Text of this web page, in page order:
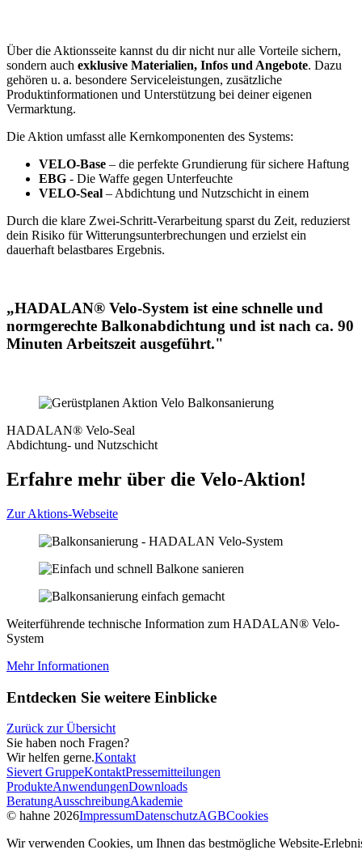
Über die Aktionsseite kannst du dir nicht nur alle Vorteile sichern,
sondern auch exklusive Materialien, Infos und Angebote. Dazu
gehören u. a. besondere Serviceleistungen, zusätzliche
Produktinformationen und Unterstützung bei deiner eigenen
Vermarktung.
Die Aktion umfasst alle Kernkomponenten des Systems:
VELO‑Base – die perfekte Grundierung für sichere Haftung
EBG - Die Waffe gegen Unterfeuchte
VELO‑Seal – Abdichtung und Nutzschicht in einem
Durch die klare Zwei‑Schritt‑Verarbeitung sparst du Zeit, reduzierst
dein Risiko für Witterungsunterbrechungen und erzielst ein
dauerhaft belastbares Ergebnis.
„HADALAN® Velo-System ist eine schnelle und
normgerechte Balkonabdichtung und ist nach ca. 90
Minuten Arbeitszeit ausgeführt."
HADALAN® Velo-Seal
Abdichtung- und Nutzschicht
Erfahre mehr über die Velo-Aktion!
Zur Aktions-Webseite
Weiterführende technische Information zum HADALAN® Velo-
System
Mehr Informationen
Entdecken Sie weitere Einblicke
Zurück zur Übersicht
Sie haben noch Fragen?
Wir helfen gerne.Kontakt
Sievert GruppeKontaktPressemitteilungen
ProdukteAnwendungenDownloads
BeratungAusschreibungAkademie
© hahne 2026ImpressumDatenschutzAGBCookies
Wir verwenden Cookies, um Ihnen das bestmögliche Website-